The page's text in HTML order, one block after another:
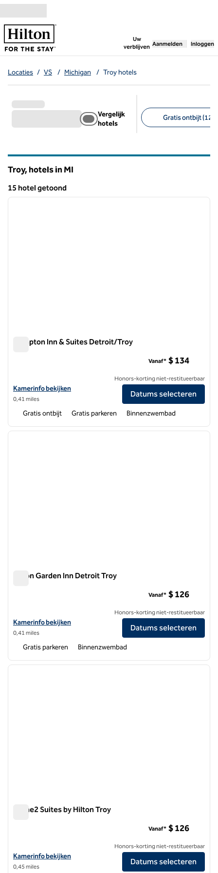
Ga door naar inhoud
Uw
verblijven
, opent nieuw
Aanmelden Inloggen
Locaties / VS / Michigan / Troy hotels
Vergelijk
hotels
Gratis ontbijt (12)
Troy, hotels in MI
15 hotel getoond
15 hotel getoond
1 van 12
Hampton Inn & Suites Detroit/Troy
Bekijk hoteldetails voor Hampton Inn & Suites Detroit/Troy
Kamerinfo bekijken
0,41 miles
Vanaf* $ 134
Honors-korting niet-restitueerbaar
Datums selecteren
Gratis ontbijt Gratis parkeren Binnenzwembad
1 van 12
Hilton Garden Inn Detroit Troy
Bekijk hoteldetails voor Hilton Garden Inn Detroit Troy
Kamerinfo bekijken
0,41 miles
Vanaf* $ 126
Honors-korting niet-restitueerbaar
Datums selecteren
Gratis parkeren Binnenzwembad
1 van 12
Home2 Suites by Hilton Troy
Bekijk hoteldetails voor Home2 Suites by Hilton Troy
Kamerinfo bekijken
0,45 miles
Vanaf* $ 126
Honors-korting niet-restitueerbaar
Datums selecteren